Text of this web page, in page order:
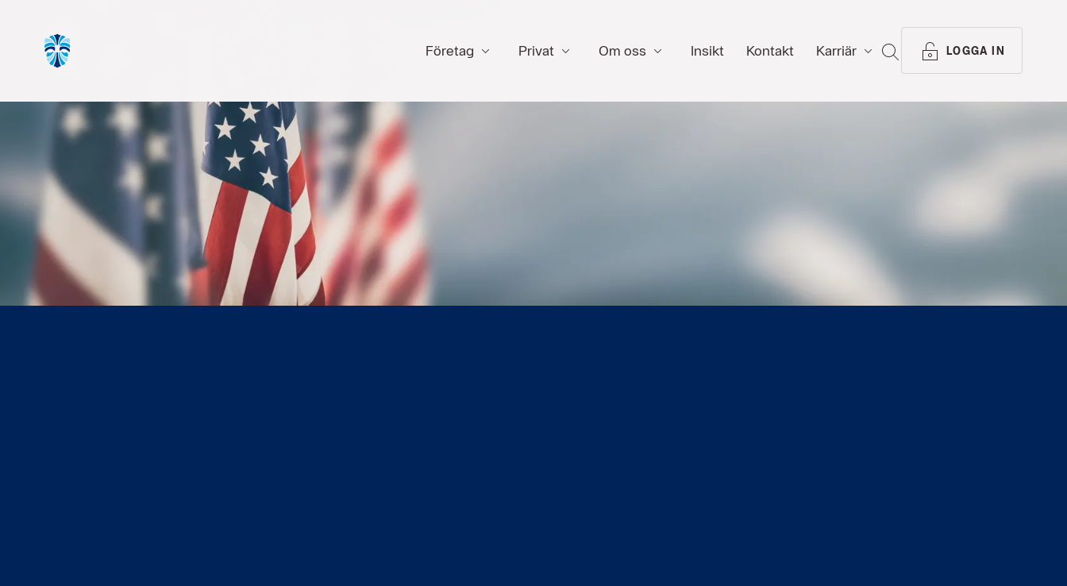
Företag Privat Om oss Insikt Kontakt Karriär SÖK LOGGA IN